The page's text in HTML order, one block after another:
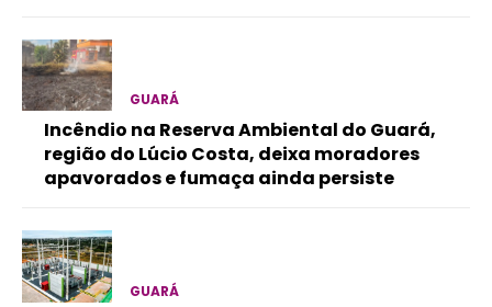
GUARÁ
Incêndio na Reserva Ambiental do Guará,
região do Lúcio Costa, deixa moradores
apavorados e fumaça ainda persiste
GUARÁ